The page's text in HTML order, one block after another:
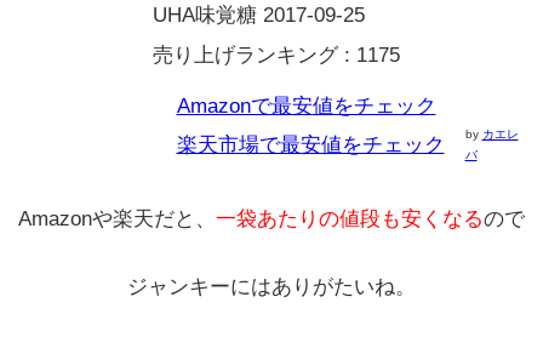
UHA味覚糖 2017-09-25
売り上げランキング : 1175
Amazonで最安値をチェック
楽天市場で最安値をチェック
by カエレ
バ
Amazonや楽天だと、 一袋あたりの値段も安くなるので
ジャンキーにはありがたいね。